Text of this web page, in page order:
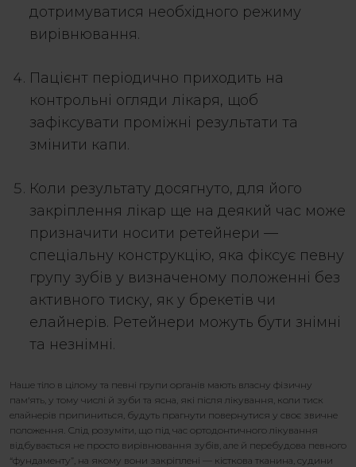
дотримуватися необхідного режиму
вирівнювання.
Пацієнт періодично приходить на
контрольні огляди лікаря, щоб
зафіксувати проміжні результати та
змінити капи.
Коли результату досягнуто, для його
закріплення лікар ще на деякий час може
призначити носити ретейнери —
спеціальну конструкцію, яка фіксує певну
групу зубів у визначеному положенні без
активного тиску, як у брекетів чи
елайнерів. Ретейнери можуть бути знімні
та незнімні.
Наше тіло в цілому та певні групи органів мають власну фізичну
пам‘ять, у тому числі й зуби та ясна, які після лікування, коли тиск
елайнерів припиниться, будуть прагнути повернутися у своє звичне
положення. Слід розуміти, що під час ортодонтичного лікування
відбувається не просто вирівнювання зубів, але й перебудова певного
“фундаменту”, на якому вони закріплені — кісткова тканина, судини